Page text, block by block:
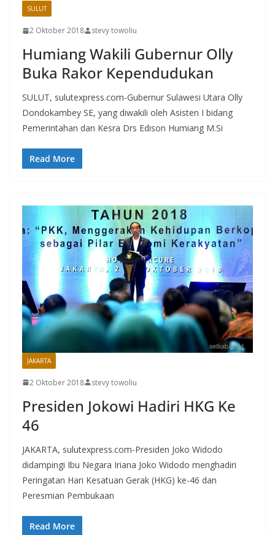
SULUT
2 Oktober 2018 stevy towoliu
Humiang Wakili Gubernur Olly
Buka Rakor Kependudukan
SULUT, sulutexpress.com-Gubernur Sulawesi Utara Olly
Dondokambey SE, yang diwakili oleh Asisten I bidang
Pemerintahan dan Kesra Drs Edison Humiang M.Si
Read More
JAKARTA
2 Oktober 2018 stevy towoliu
Presiden Jokowi Hadiri HKG Ke
46
JAKARTA, sulutexpress.com-Presiden Joko Widodo
didampingi Ibu Negara Iriana Joko Widodo menghadiri
Peringatan Hari Kesatuan Gerak (HKG) ke-46 dan
Peresmian Pembukaan
Read More